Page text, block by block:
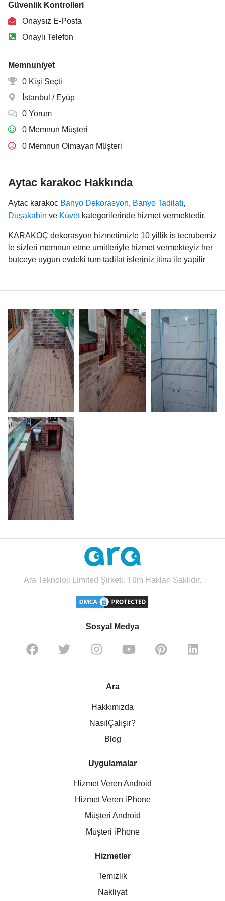
Güvenlik Kontrolleri
Onaysız E-Posta
Onaylı Telefon
Memnuniyet
0 Kişi Seçti
İstanbul / Eyüp
0 Yorum
0 Memnun Müşteri
0 Memnun Olmayan Müşteri
Aytac karakoc Hakkında
Aytac karakoc Banyo Dekorasyon, Banyo Tadilatı,
Duşakabin ve Küvetkategorilerinde hizmet vermektedir.
KARAKOÇ dekorasyon hizmetimizle 10 yillik is tecrubemiz
le sizleri memnun etme umitleriyle hizmet vermekteyiz her
butceye uygun evdeki tum tadilat isleriniz itina ile yapilir
Ara Teknoloji Limited Şirketi. Tüm Hakları Saklıdır.
Sosyal Medya
Ara
Hakkımızda
NasılÇalışır?
Blog
Uygulamalar
Hizmet Veren Android
Hizmet Veren iPhone
Müşteri Android
Müşteri iPhone
Hizmetler
Temizlik
Nakliyat